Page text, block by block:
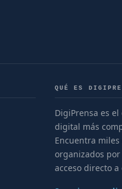
QUÉ ES
DigiPrensa es
digital más
Encuentra
organizados
acceso directo